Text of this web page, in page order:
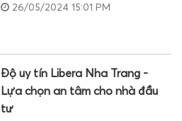
26/05/2024 15:01 PM
Độ uy tín Libera Nha Trang -
Lựa chọn an tâm cho nhà đầu
tư